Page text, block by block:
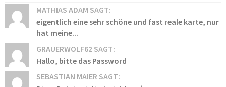
MATHIAS ADAM SAGT:
eigentlich eine sehr schöne und fast reale karte, nur
hat meine...
GRAUERWOLF62 SAGT:
Hallo, bitte das Password
SEBASTIAN MAIER SAGT: